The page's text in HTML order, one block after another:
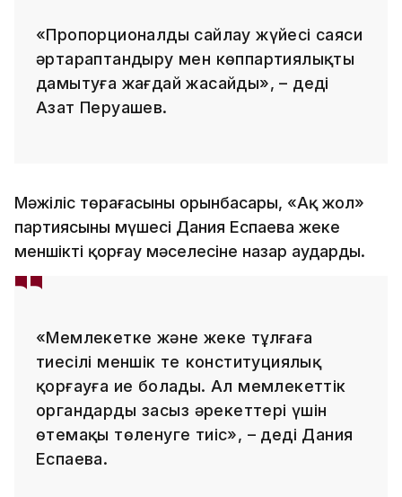
«Пропорционалды сайлау жүйесі саяси
әртараптандыру мен көппартиялықты
дамытуға жағдай жасайды», – деді
Азат Перуашев.
Мәжіліс төрағасының орынбасары, «Ақ жол»
партиясының мүшесі Дания Еспаева жеке
меншікті қорғау мәселесіне назар аударды.
«Мемлекетке және жеке тұлғаға
тиесілі меншік тең конституциялық
қорғауға ие болады. Ал мемлекеттік
органдардың заңсыз әрекеттері үшін
өтемақы төленуге тиіс», – деді Дания
Еспаева.